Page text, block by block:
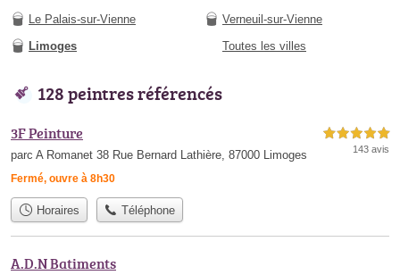
Le Palais-sur-Vienne
Limoges
Verneuil-sur-Vienne
Toutes les villes
128 peintres référencés
3F Peinture
parc A Romanet 38 Rue Bernard Lathière, 87000 Limoges
Fermé, ouvre à 8h30
5,0 étoiles sur 5
143 avis
Horaires Téléphone
A.D.N Batiments